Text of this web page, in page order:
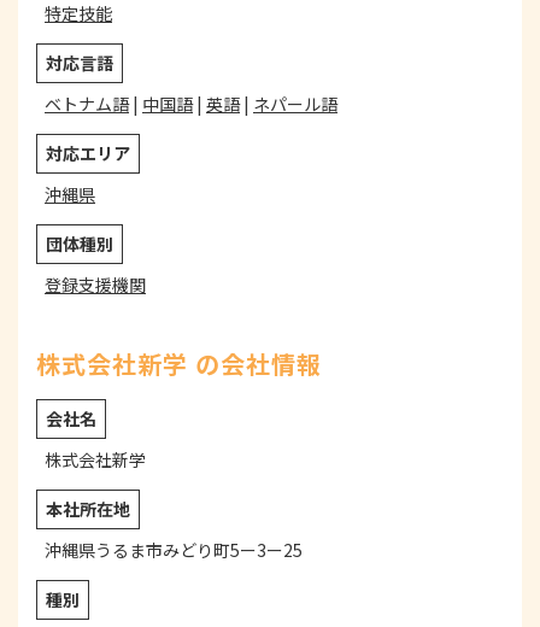
特定技能
対応言語
ベトナム語| 中国語| 英語| ネパール語
対応エリア
沖縄県
団体種別
登録支援機関
株式会社新学 の会社情報
会社名
株式会社新学
本社所在地
沖縄県うるま市みどり町5ー3ー25
種別